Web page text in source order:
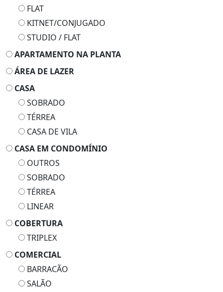
FLAT
KITNET/CONJUGADO
STUDIO / FLAT
APARTAMENTO NA PLANTA
ÁREA DE LAZER
CASA
SOBRADO
TÉRREA
CASA DE VILA
CASA EM CONDOMÍNIO
OUTROS
SOBRADO
TÉRREA
LINEAR
COBERTURA
TRIPLEX
COMERCIAL
BARRACÃO
SALÃO